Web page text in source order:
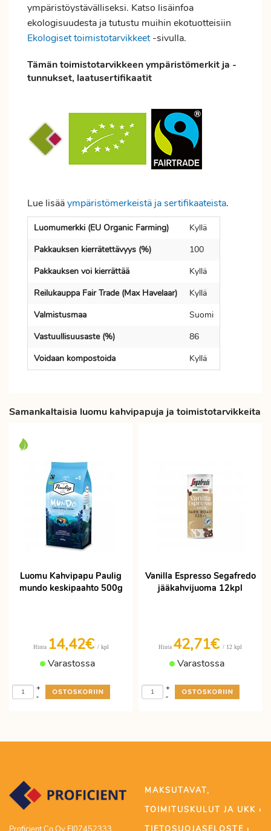
ympäristöystävälliseksi. Katso lisäinfoa
ekologisuudesta ja tutustu muihin ekotuotteisiin
Ekologiset toimistotarvikkeet-sivulla.
Tämän toimistotarvikkeen ympäristömerkit ja -
tunnukset, laatusertifikaatit
Lue lisääympäristömerkeistä ja sertifikaateista.
Luomumerkki (EU Organic Farming)
Kyllä
Pakkauksen kierrätettävyys (%)
100
Pakkauksen voi kierrättää
Kyllä
Reilukauppa Fair Trade (Max Havelaar)
Kyllä
Valmistusmaa
Suomi
Vastuullisuusaste (%)
86
Voidaan kompostoida
Kyllä
Samankaltaisia luomu kahvipapuja ja toimistotarvikkeita
Luomu Kahvipapu Paulig
mundo keskipaahto 500g
Hinta 14,42€ / kpl
Varastossa
-
+
Vanilla Espresso Segafredo
jääkahvijuoma 12kpl
Hinta 42,71€ / 12 kpl
Varastossa
-
+
MAKSUTAVAT,
TOIMITUSKULUT JA UKK ›